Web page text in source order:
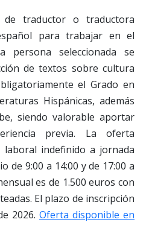
traductor o traductora
para trabajar en el
persona seleccionada se
de textos sobre cultura
el Grado en
Hispánicas, además
siendo valorable aportar
previa. La oferta
indefinido a jornada
de 9:00 a 14:00 y de 17:00 a
es de 1.500 euros con
El plazo de inscripción
2026. Oferta disponible en